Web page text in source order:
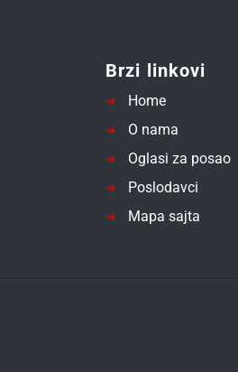
Brzi linkovi
Home
O nama
Oglasi za posao
Poslodavci
Mapa sajta